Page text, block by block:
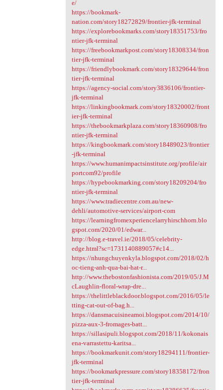
e/
https://bookmark-
nation.com/story18272829/frontier-jfk-terminal
https://explorebookmarks.com/story18351753/fro
ntier-jfk-terminal
https://freebookmarkpost.com/story18308334/fron
tier-jfk-terminal
https://friendlybookmark.com/story18329644/fron
tier-jfk-terminal
https://agency-social.com/story3836106/frontier-
jfk-terminal
https://linkingbookmark.com/story18320002/front
ier-jfk-terminal
https://thebookmarkplaza.com/story18360908/fro
ntier-jfk-terminal
https://kingbookmark.com/story18489023/frontier
-jfk-terminal
https://www.humanimpactsinstitute.org/profile/air
portcom92/profile
https://hypebookmarking.com/story18209204/fro
ntier-jfk-terminal
https://www.tradiecentre.com.au/new-
dehli/automotive-services/airport-com
https://learningfromexperiencelarryhirschhorn.blo
gspot.com/2020/01/edwar...
http://blog.e-travel.ie/2018/05/celebrity-
edge.html?sc=1731140889057#c14...
https://nhungchuyenkyla.blogspot.com/2018/02/h
oc-tieng-anh-qua-bai-hat-r...
http://www.thebostonfashionista.com/2019/05/J.M
cLaughlin-floral-wrap-dre...
https://thelittleblackdoor.blogspot.com/2016/05/le
tting-cat-out-of-bag.h...
https://dansmacuisineamoi.blogspot.com/2014/10/
pizza-aux-3-fromages-batt...
https://sillasipuli.blogspot.com/2018/11/kokonais
ena-varrastettu-karitsa...
https://bookmarkunit.com/story18294111/frontier-
jfk-terminal
https://bookmarkpressure.com/story18358172/fron
tier-jfk-terminal